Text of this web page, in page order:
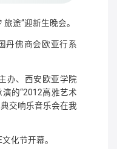
途”迎新生晚会。
丹佛商会欧亚行系
办、西安欧亚学院
的“2012高雅艺术
交响乐音乐会在我
化节开幕。